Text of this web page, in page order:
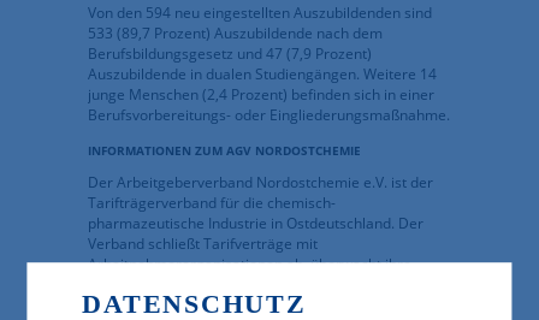
Von den 594 neu eingestellten Auszubildenden sind
533 (89,7 Prozent) Auszubildende nach dem
Berufsbildungsgesetz und 47 (7,9 Prozent)
Auszubildende in dualen Studiengängen. Weitere 14
junge Menschen (2,4 Prozent) befinden sich in einer
Berufsvorbereitungs- oder Eingliederungsmaßnahme.
INFORMATIONEN ZUM AGV NORDOSTCHEMIE
Der Arbeitgeberverband Nordostchemie e.V. ist der
Tarifträgerverband für die chemisch-
pharmazeutische Industrie in Ostdeutschland. Der
Verband schließt Tarifverträge mit
Arbeitnehmerorganisationen ab, überwacht ihre
Interessenvertretung seiner rund 170
DATENSCHUTZ